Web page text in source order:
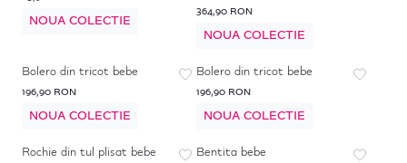
NOUA COLECTIE 364,90 RON
NOUA COLECTIE
Bolero din tricot bebe
196,90 RON
NOUA COLECTIE
Bolero din tricot bebe
196,90 RON
NOUA COLECTIE
Rochie din tul plisat bebe Bentita bebe